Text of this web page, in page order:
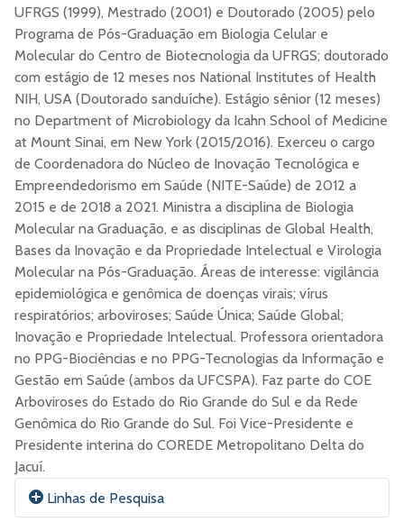
UFRGS (1999), Mestrado (2001) e Doutorado (2005) pelo
Programa de Pós-Graduação em Biologia Celular e
Molecular do Centro de Biotecnologia da UFRGS; doutorado
com estágio de 12 meses nos National Institutes of Health
NIH, USA (Doutorado sanduíche). Estágio sênior (12 meses)
no Department of Microbiology da Icahn School of Medicine
at Mount Sinai, em New York (2015/2016). Exerceu o cargo
de Coordenadora do Núcleo de Inovação Tecnológica e
Empreendedorismo em Saúde (NITE-Saúde) de 2012 a
2015 e de 2018 a 2021. Ministra a disciplina de Biologia
Molecular na Graduação, e as disciplinas de Global Health,
Bases da Inovação e da Propriedade Intelectual e Virologia
Molecular na Pós-Graduação. Áreas de interesse: vigilância
epidemiológica e genômica de doenças virais; vírus
respiratórios; arboviroses; Saúde Única; Saúde Global;
Inovação e Propriedade Intelectual. Professora orientadora
no PPG-Biociências e no PPG-Tecnologias da Informação e
Gestão em Saúde (ambos da UFCSPA). Faz parte do COE
Arboviroses do Estado do Rio Grande do Sul e da Rede
Genômica do Rio Grande do Sul. Foi Vice-Presidente e
Presidente interina do COREDE Metropolitano Delta do
Jacuí.
Linhas de Pesquisa